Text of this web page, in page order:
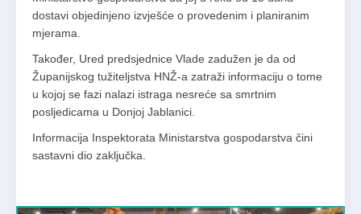
dostavi objedinjeno izvješće o provedenim i planiranim
mjerama.
Također, Ured predsjednice Vlade zadužen je da od
Županijskog tužiteljstva HNŽ-a zatraži informaciju o tome
u kojoj se fazi nalazi istraga nesreće sa smrtnim
posljedicama u Donjoj Jablanici.
Informacija Inspektorata Ministarstva gospodarstva čini
sastavni dio zaključka.